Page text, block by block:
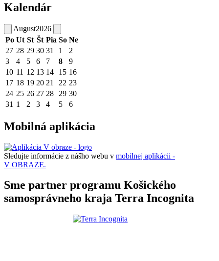
Kalendár
August2026
Po Ut St Št Pia So Ne
27 28 29 30 31 1
2
3
4 5 6 7 8
9
10 11 12 13 14 15 16
17 18 19 20 21 22 23
24 25 26 27 28 29 30
31 1 2 3 4 5 6
Mobilná aplikácia
Sledujte informácie z nášho webu v mobilnej aplikácii -
V OBRAZE.
Sme partner programu Košického
samosprávneho kraja Terra Incognita